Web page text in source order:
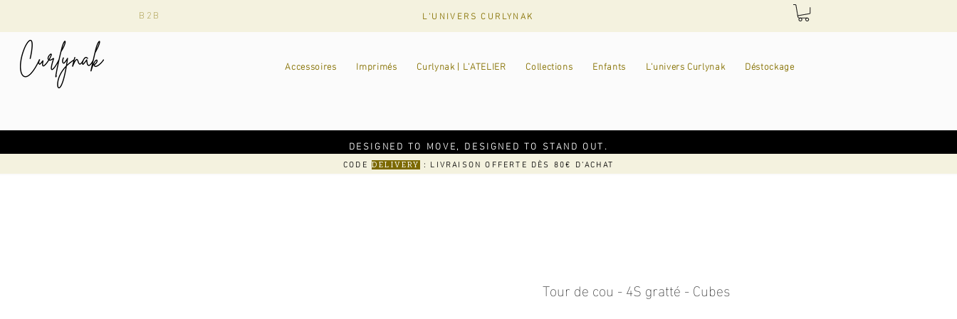
B2B L'UNIVERS CURLYNAK
Accessoires Imprimés Curlynak | L'ATELIER Collections Enfants L'univers Curlynak Déstockage
DESIGNED TO MOVE, DESIGNED TO STAND OUT.
CODEDELIVERY : LIVRAISON OFFERTE DÈS 80€ D'ACHAT
Tour de cou - 4S gratté - Cubes